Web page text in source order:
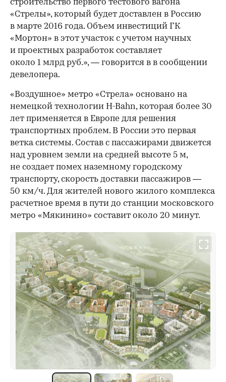
строительство первого тестового вагона
«Стрелы», который будет доставлен в Россию
в марте 2016 года. Объем инвестиций ГК
«Мортон» в этот участок с учетом научных
и проектных разработок составляет
около 1 млрд руб.», — говорится в в сообщении
девелопера.
«Воздушное» метро «Стрела» основано на
немецкой технологии H-Bahn, которая более 30
лет применяется в Европе для решения
транспортных проблем. В России это первая
ветка системы. Состав с пассажирами движется
над уровнем земли на средней высоте 5 м,
не создает помех наземному городскому
транспорту, скорость доставки пассажиров —
50 км/ч. Для жителей нового жилого комплекса
расчетное время в пути до станции московского
метро «Мякинино» составит около 20 минут.